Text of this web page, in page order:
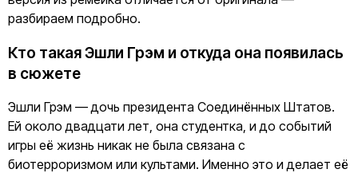
разбираем подробно.
Кто такая Эшли Грэм и откуда она появилась
в сюжете
Эшли Грэм — дочь президента Соединённых Штатов.
Ей около двадцати лет, она студентка, и до событий
игры её жизнь никак не была связана с
биотерроризмом или культами. Именно это и делает её